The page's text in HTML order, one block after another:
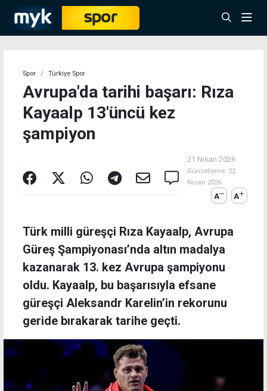
Spor Türkiye Spor
Avrupa'da tarihi başarı: Rıza
Kayaalp 13'üncü kez
şampiyon
21 Nisan 2026
Güncelleme: 22
Nisan 2026
A A
Türk milli güreşçi Rıza Kayaalp, Avrupa
Güreş Şampiyonası’nda altın madalya
kazanarak 13. kez Avrupa şampiyonu
oldu. Kayaalp, bu başarısıyla efsane
güreşçi Aleksandr Karelin’in rekorunu
geride bırakarak tarihe geçti.